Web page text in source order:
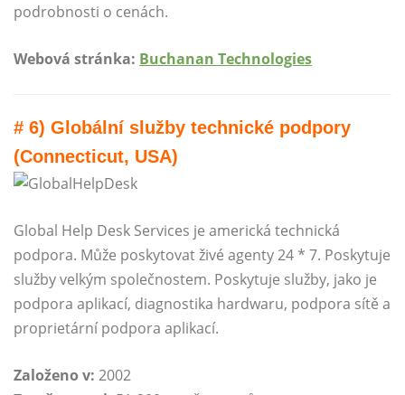
podrobnosti o cenách.
Webová stránka: Buchanan Technologies
# 6) Globální služby technické podpory
(Connecticut, USA)
Global Help Desk Services je americká technická
podpora. Může poskytovat živé agenty 24 * 7. Poskytuje
služby velkým společnostem. Poskytuje služby, jako je
podpora aplikací, diagnostika hardwaru, podpora sítě a
proprietární podpora aplikací.
Založeno v: 2002